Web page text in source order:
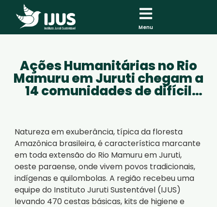
Menu
Ações Humanitárias no Rio
Mamuru em Juruti chegam a
14 comunidades de difícil
Natureza em exuberância, típica da floresta
Amazônica brasileira, é característica marcante
em toda extensão do Rio Mamuru em Juruti,
oeste paraense, onde vivem povos tradicionais,
indígenas e quilombolas. A região recebeu uma
equipe do Instituto Juruti Sustentável (IJUS)
levando 470 cestas básicas, kits de higiene e